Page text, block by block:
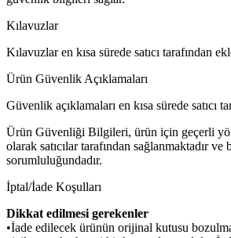
Kılavuzlar
Kılavuzlar en kısa sürede satıcı tarafından
Ürün Güvenlik Açıklamaları
Güvenlik açıklamaları en kısa sürede satıcı
Ürün Güvenliği Bilgileri, ürün için geçerli
olarak satıcılar tarafından sağlanmaktadır ve
sorumluluğundadır.
İptal/İade Koşulları
Dikkat edilmesi gerekenler
•İade edilecek ürünün orijinal kutusu